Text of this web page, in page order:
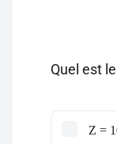
Quel est
Z =